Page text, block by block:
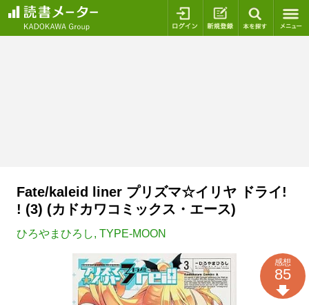
ログイン 新規登録
Fate/kaleid liner プリズマ☆イリヤ ドライ!
! (3) (カドカワコミックス・エース)
ひろやまひろし, TYPE-MOON
感想
85